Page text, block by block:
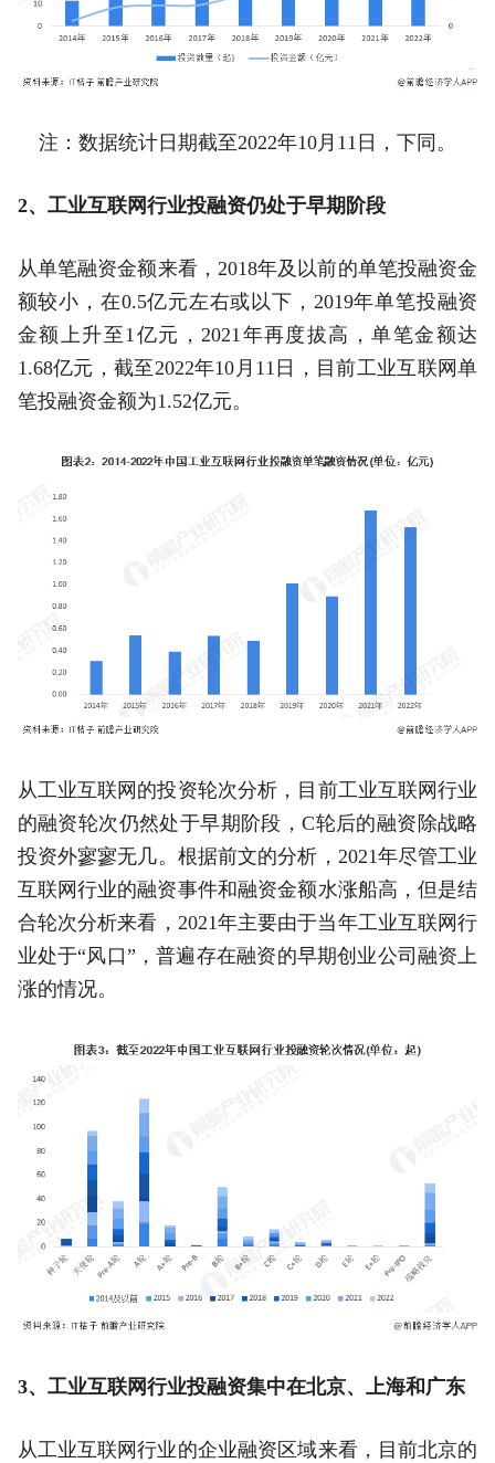
注：数据统计日期截至2022年10月11日，下同。
2、工业互联网行业投融资仍处于早期阶段
从单笔融资金额来看，2018年及以前的单笔投融资金
额较小，在0.5亿元左右或以下，2019年单笔投融资
金额上升至1亿元，2021年再度拔高，单笔金额达
1.68亿元，截至2022年10月11日，目前工业互联网单
笔投融资金额为1.52亿元。
从工业互联网的投资轮次分析，目前工业互联网行业
的融资轮次仍然处于早期阶段，C轮后的融资除战略
投资外寥寥无几。根据前文的分析，2021年尽管工业
互联网行业的融资事件和融资金额水涨船高，但是结
合轮次分析来看，2021年主要由于当年工业互联网行
业处于“风口”，普遍存在融资的早期创业公司融资上
涨的情况。
3、工业互联网行业投融资集中在北京、上海和广东
从工业互联网行业的企业融资区域来看，目前北京的